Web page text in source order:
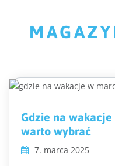
Gdzie na
warto wybrać
7. marca 2025